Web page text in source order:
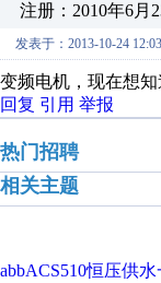
注册：2010年6月
发表于：2013-10-24
变频电机，现在想
回复 引用 举报
热门招聘
相关主题
abbACS510恒压供